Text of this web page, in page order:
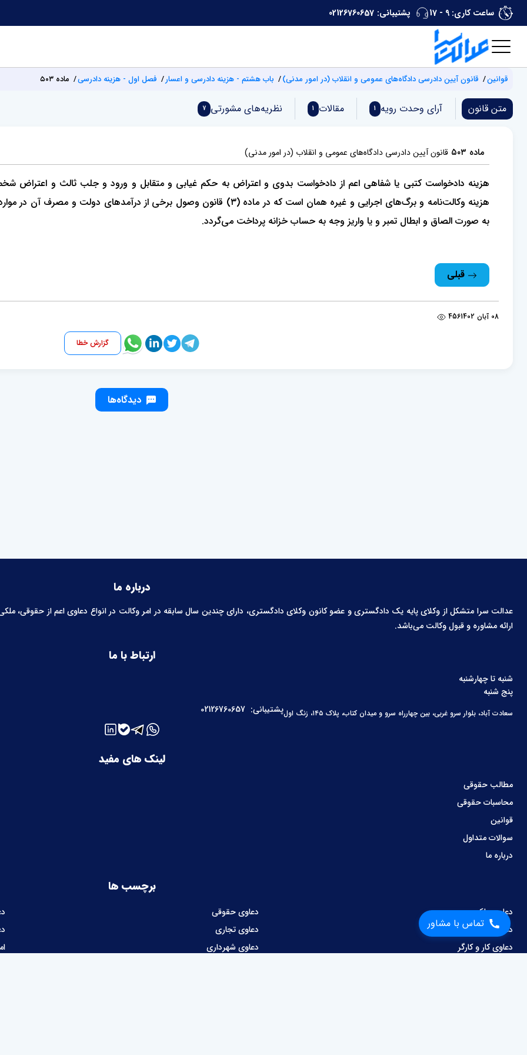
تماس با مشاور
ساعت کاری: 9 - 17 پشتیبانی: 02126760657
قوانین ‌قانون آیین دادرسی دادگاه‌های عمومی و انقلاب (‌در امور مدنی) باب هشتم - هزینه دادرسی و اعسار فصل اول - هزینه دادرسی ماده ۵۰۳
متن قانون آرای وحدت‌ رویه 1 مقالات 1 نظریه‌های مشورتی 7
ماده ۵۰۳ ‌قانون آیین دادرسی دادگاه‌های عمومی و انقلاب (‌در امور مدنی)
هزینه دادخواست کتبی یا شفاهی اعم از دادخواست بدوی و اعتراض به حکم غیابی و متقابل و ورود و جلب ثالث و اعتراض
به صورت الصاق و ابطال تمبر و یا واریز وجه به حساب خزانه پرداخت می‌گردد.
قبلی
08 آبان 1402 456
گزارش خطا
دیدگاه‌ها
درباره ما
عدالت سرا متشکل از وکلای پایه یک دادگستری و عضو کانون وکلای دادگستری، دارای چندین سال سابقه در امر وکالت در انواع دعاوی اعم از حقوقی،
ارائه مشاوره و قبول وکالت می‌باشد.
لینک های مفید
مطالب حقوقی
محاسبات حقوقی
قوانین
سوالات متداول
درباره ما
برچسب ها
دعاوی ملکی دعاوی حقوقی
دعاوی کیفری
دعاوی تجاری
دعاوی کار و کارگر
دعاوی شهرداری
ارتباط با ما
شنبه تا چهارشنبه
پنج شنبه
سعادت آباد، بلوار سرو غربی، بین چهارراه سرو و میدان کتاب، پلاک ۱۴۵، زنگ اول پشتیبانی: 02126760657